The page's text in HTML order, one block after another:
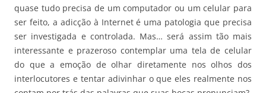
quase tudo precisa de um computador ou um celular para
ser feito, a adicção à Internet é uma patologia que precisa
ser investigada e controlada. Mas… será assim tão mais
interessante e prazeroso contemplar uma tela de celular
do que a emoção de olhar diretamente nos olhos dos
interlocutores e tentar adivinhar o que eles realmente nos